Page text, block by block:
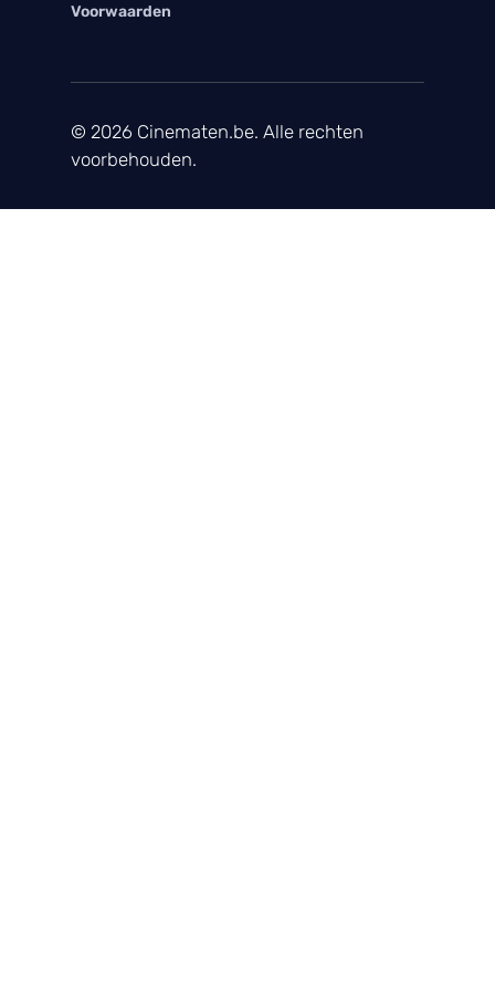
Voorwaarden
© 2026 Cinematen.be. Alle rechten
voorbehouden.